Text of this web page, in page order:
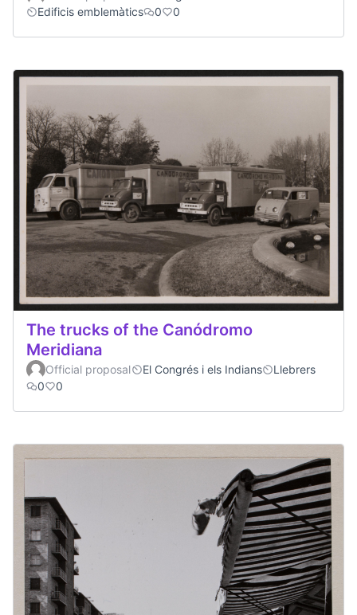
Edificis emblemàtics
0 0
The trucks of the Canódromo
Meridiana
Official proposal El Congrés i els Indians
Llebrers
0
0